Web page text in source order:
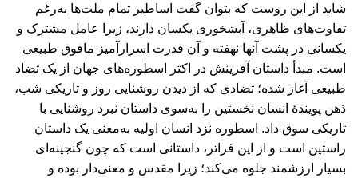
شايد از اين روست كه بتوان گفت اساطير تمام ملت‌ها به‌رغم
تفاوت‌های ظاهری، آبشخوری يكسان دارند، زيرا عامل مشترک و
يكسانی در پشت آنها نهفته و آن قدرت اسرار‌آميز مافوق طبیعی
است. مبدأ داستان آفرينش در اكثر اسطوره‌های جهان از يک تضاد
طبيعی آغاز شده؛ تضادی كه از ديدن روشنایی روز و تاريكی شب،
ذهن پويندۀ انسان نخستين را به‌سوی داستان نبرد روشنايی با
تاريكی سوق داد. اسطوره نزد انسان اوليه به‌معنی يک داستان
راستين است و از اين فراتر، داستانی است كه چون گنجينه‌ای
بسيار ارزشمند جلوه می‌كند؛ زيرا مقدس و معنی‌دار بوده و